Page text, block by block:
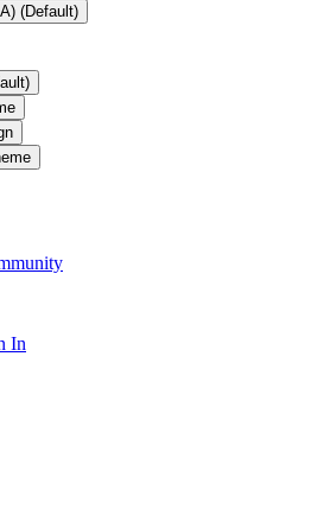
(Default)
In